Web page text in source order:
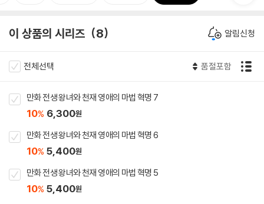
이 상품의 시리즈 8 알림신청
전체선택 품절포함
만화 전생 왕녀와 천재 영애의 마법 혁명 7
10% 6,300원
만화 전생 왕녀와 천재 영애의 마법 혁명 6
10% 5,400원
만화 전생 왕녀와 천재 영애의 마법 혁명 5
10% 5,400원